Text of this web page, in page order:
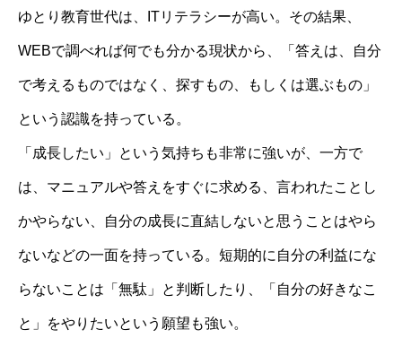
ゆとり教育世代は、ITリテラシーが高い。その結果、
WEBで調べれば何でも分かる現状から、「答えは、自分
で考えるものではなく、探すもの、もしくは選ぶもの」
という認識を持っている。
「成長したい」という気持ちも非常に強いが、一方で
は、マニュアルや答えをすぐに求める、言われたことし
かやらない、自分の成長に直結しないと思うことはやら
ないなどの一面を持っている。短期的に自分の利益にな
らないことは「無駄」と判断したり、「自分の好きなこ
と」をやりたいという願望も強い。